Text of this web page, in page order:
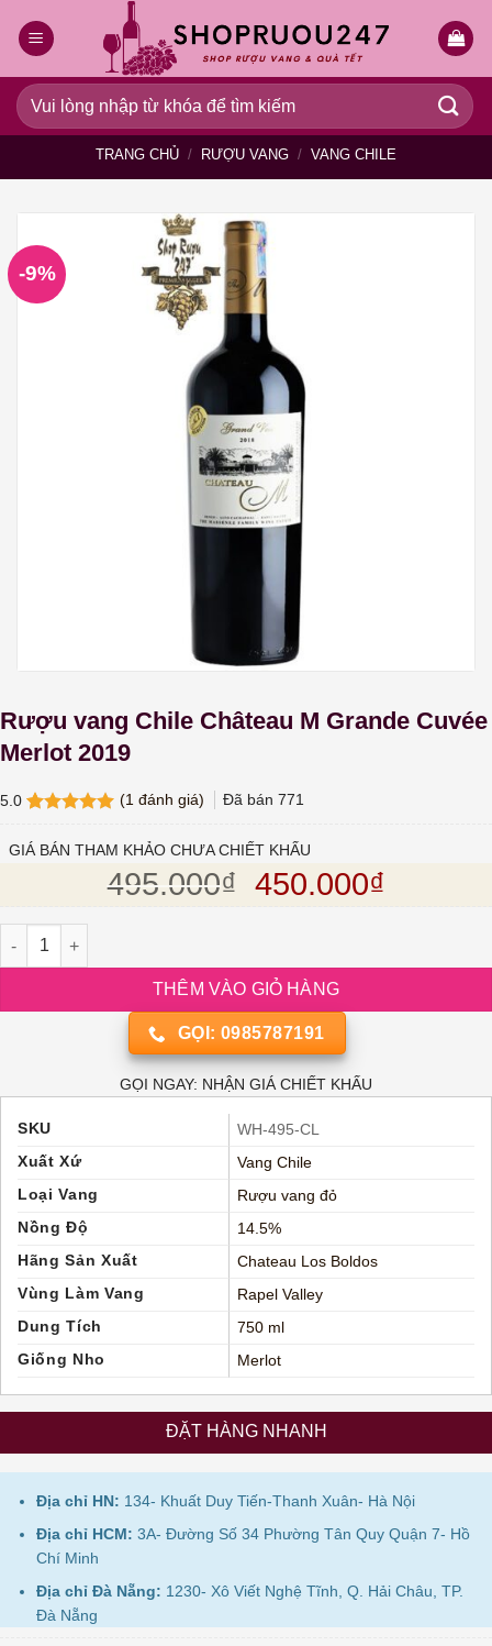
qua
dung
Tìm
kiếm:
TRANG CHỦ / RƯỢU VANG / VANG CHILE
-9%
Rượu vang Chile Château M Grande Cuvée
Merlot 2019
5.0
dựa trên
(1 đánh giá) Đã bán 771
GIÁ BÁN THAM KHẢO CHƯA CHIẾT KHẤU
495.000₫ Giá gốc là:
450.000₫
Rượu vang Chile Château M Grande Cuvée Merlot 2019 số lượng
THÊM VÀO GIỎ HÀNG
GỌI: 0985787191
GỌI NGAY: NHẬN GIÁ CHIẾT KHẤU
SKU
WH-495-CL
Xuất Xứ
Vang Chile
Loại Vang
Rượu vang đỏ
Nồng Độ
14.5%
Hãng Sản Xuất
Chateau Los Boldos
Vùng Làm Vang
Rapel Valley
Dung Tích
750 ml
Giống Nho
Merlot
ĐẶT HÀNG NHANH
Địa chỉ HN: 134- Khuất Duy Tiến-Thanh Xuân- Hà Nội
Địa chỉ HCM: 3A- Đường Số 34 Phường Tân Quy Quận 7- Hồ
Chí Minh
Địa chỉ Đà Nẵng: 1230- Xô Viết Nghệ Tĩnh, Q. Hải Châu, TP.
Đà Nẵng